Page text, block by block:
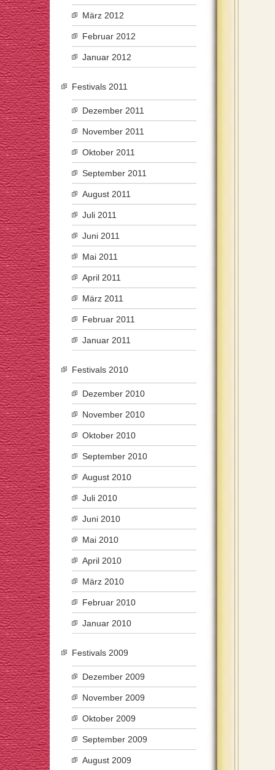
März 2012
Februar 2012
Januar 2012
Festivals 2011
Dezember 2011
November 2011
Oktober 2011
September 2011
August 2011
Juli 2011
Juni 2011
Mai 2011
April 2011
März 2011
Februar 2011
Januar 2011
Festivals 2010
Dezember 2010
November 2010
Oktober 2010
September 2010
August 2010
Juli 2010
Juni 2010
Mai 2010
April 2010
März 2010
Februar 2010
Januar 2010
Festivals 2009
Dezember 2009
November 2009
Oktober 2009
September 2009
August 2009